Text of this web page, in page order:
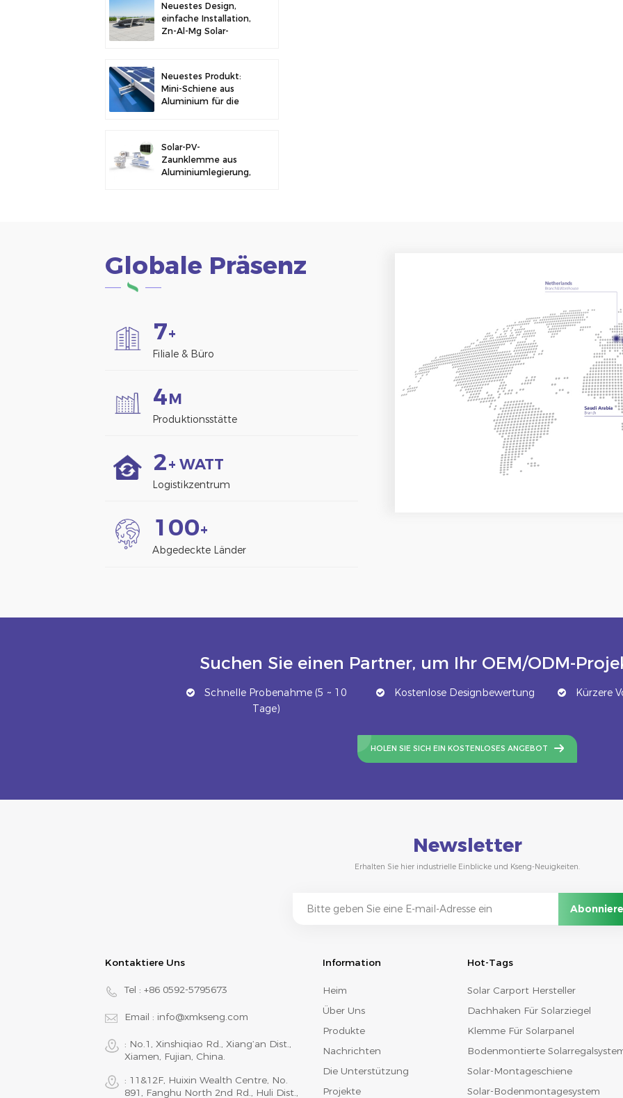
Neuestes Design,
einfache Installation,
Zn-Al-Mg Solar-
Neuestes Produkt:
Mini-Schiene aus
Aluminium für die
Solar-PV-
Zaunklemme aus
Aluminiumlegierung,
Globale Präsenz
7+
Filiale & Büro
4M
Produktionsstätte
2+ WATT
Logistikzentrum
1 00+
Abgedeckte Länder
Suchen Sie einen Partner, um Ihr OEM/ODM-
Schnelle Probenahme (5 ~ 10
Tage)
Kostenlose Designbewertung Kürzere
HOLEN SIE SICH EIN KOSTENLOSES ANGEBOT
Newsletter
Erhalten Sie hier industrielle Einblicke und Kseng-Neuigkeiten.
Kontaktiere Uns
Tel : +86 0592-5795673
Email : info@xmkseng.com
: No.1, Xinshiqiao Rd., Xiang‘an Dist.,
Xiamen, Fujian, China.
: 11&12F, Huixin Wealth Centre, No.
891, Fanghu North 2nd Rd., Huli Dist.,
Information
Heim
Über Uns
Produkte
Nachrichten
Die Unterstützung
Projekte
Hot-Tags
Solar Carport Hersteller
Dachhaken Für Solarziegel
Klemme Für Solarpanel
Bodenmontierte
Solar-Montageschiene
Solar-Bodenmontagesystem